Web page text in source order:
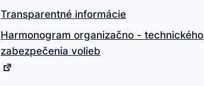
Transparentné informácie
Harmonogram organizačno - technického
zabezpečenia volieb